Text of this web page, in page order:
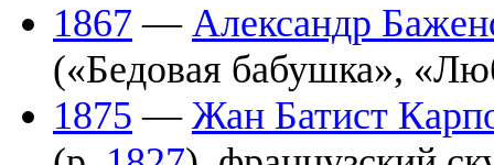
1867 — Александр
(«Бедовая бабушка»,
1875 — Жан Батист